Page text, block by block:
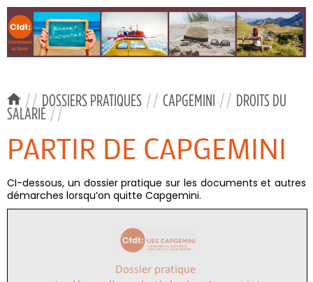
// DOSSIERS PRATIQUES // CAPGEMINI // DROITS DU
SALARIÉ //
PARTIR DE CAPGEMINI
CI-dessous, un dossier pratique sur les documents et autres
démarches lorsqu’on quitte Capgemini.